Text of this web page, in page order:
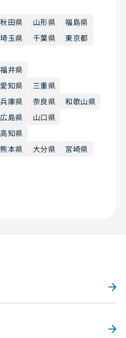
秋田県 山形県
福島県
埼玉県 千葉県
東京都
福井県
愛知県
三重県
兵庫県 奈良県
和歌山県
広島県
山口県
高知県
熊本県 大分県
宮崎県